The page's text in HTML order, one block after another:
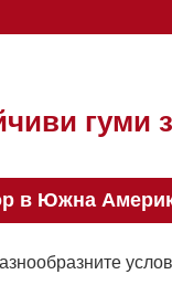
гуми
в Южна